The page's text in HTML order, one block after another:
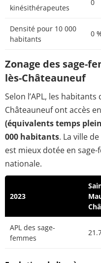
kinésithérapeutes
0
Densité pour 10 000
habitants
0
Zonage des sage-
lès-Châteauneuf
Selon l’APL, les
Châteauneuf ont accès
(équivalents temps
000 habitants. La ville
est mieux dotée en
nationale.
2023
APL des sage-
femmes